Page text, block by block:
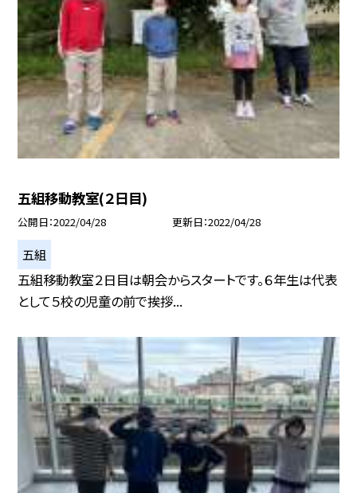
五組移動教室(２日目)
公開日 2022/04/28 更新日 2022/04/28
五組
五組移動教室２日目は朝会からスタートです。６年生は代表
として５校の児童の前で挨拶...